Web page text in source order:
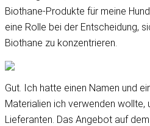
Biothane-Produkte für meine
eine Rolle bei der Entscheidung,
Biothane zu konzentrieren.
Gut. Ich hatte einen Namen und
Materialien ich verwenden wollte,
Lieferanten. Das Angebot auf